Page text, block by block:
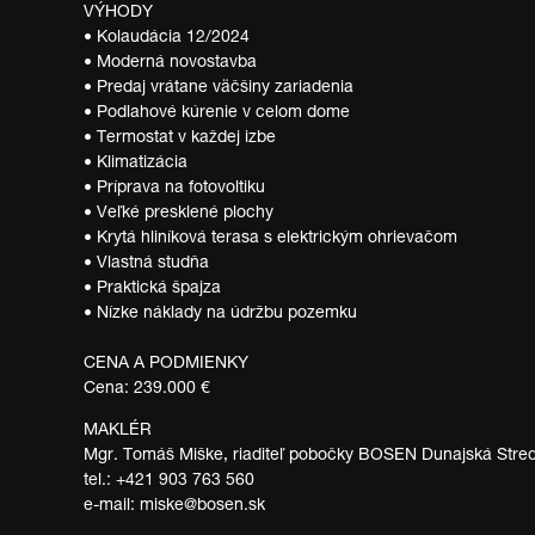
VÝHODY
• Kolaudácia 12/2024
• Moderná novostavba
• Predaj vrátane väčšiny zariadenia
• Podlahové kúrenie v celom dome
• Termostat v každej izbe
• Klimatizácia
• Príprava na fotovoltiku
• Veľké presklené plochy
• Krytá hliníková terasa s elektrickým ohrievačom
• Vlastná studňa
• Praktická špajza
• Nízke náklady na údržbu pozemku
CENA A PODMIENKY
Cena: 239.000 €
MAKLÉR
Mgr. Tomáš Miške, riaditeľ pobočky BOSEN Dunajská
tel.: +421 903 763 560
e-mail: miske@bosen.sk